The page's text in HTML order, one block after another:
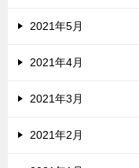
2021年5月
2021年4月
2021年3月
2021年2月